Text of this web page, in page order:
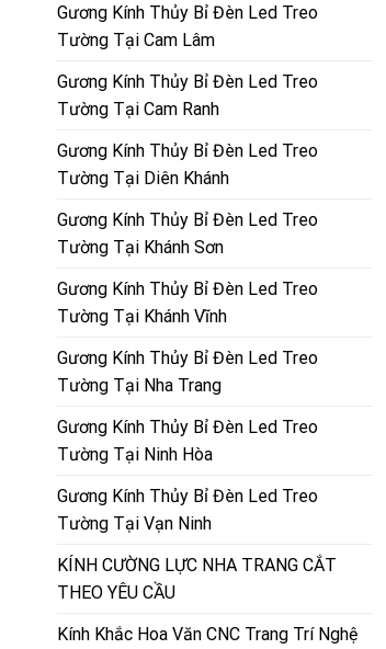
Gương Kính Thủy Bỉ Đèn Led Treo
Tường Tại Cam Lâm
Gương Kính Thủy Bỉ Đèn Led Treo
Tường Tại Cam Ranh
Gương Kính Thủy Bỉ Đèn Led Treo
Tường Tại Diên Khánh
Gương Kính Thủy Bỉ Đèn Led Treo
Tường Tại Khánh Sơn
Gương Kính Thủy Bỉ Đèn Led Treo
Tường Tại Khánh Vĩnh
Gương Kính Thủy Bỉ Đèn Led Treo
Tường Tại Nha Trang
Gương Kính Thủy Bỉ Đèn Led Treo
Tường Tại Ninh Hòa
Gương Kính Thủy Bỉ Đèn Led Treo
Tường Tại Vạn Ninh
KÍNH CƯỜNG LỰC NHA TRANG CẮT
THEO YÊU CẦU
Kính Khắc Hoa Văn CNC Trang Trí Nghệ